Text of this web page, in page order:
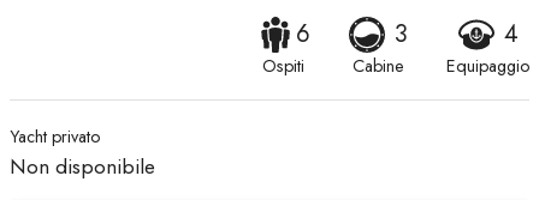
6
Ospiti
3
Cabine
4
Equipaggio
Yacht privato
Non disponibile